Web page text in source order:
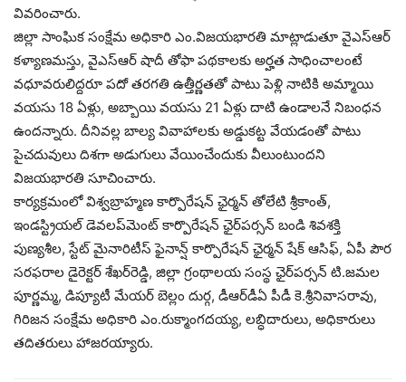
వివ‌రించారు.
జిల్లా సాంఘిక సంక్షేమ అధికారి ఎం.విజ‌య‌భార‌తి మాట్లాడుతూ వైఎస్ఆర్
క‌ళ్యాణ‌మ‌స్తు, వైఎస్ఆర్ షాదీ తోఫా ప‌థ‌కాల‌కు అర్హ‌త సాధించాలంటే
వ‌ధూవ‌రులిద్ద‌రూ ప‌దో త‌ర‌గ‌తి ఉత్తీర్ణ‌త‌తో పాటు పెళ్లి నాటికి అమ్మాయి
వ‌య‌సు 18 ఏళ్లు, అబ్బాయి వ‌య‌సు 21 ఏళ్లు దాటి ఉండాల‌నే నిబంధ‌న
ఉంద‌న్నారు. దీనివ‌ల్ల బాల్య వివాహాల‌కు అడ్డుక‌ట్ట వేయ‌డంతో పాటు
పైచ‌దువులు దిశ‌గా అడుగులు వేయించేందుకు వీలుంటుంద‌ని
విజ‌య‌భార‌తి సూచించారు.
కార్య‌క్ర‌మంలో విశ్వ‌బ్రాహ్మ‌ణ కార్పొరేష‌న్ ఛైర్మ‌న్ తోలేటి శ్రీకాంత్‌,
ఇండ‌స్ట్రియ‌ల్ డెవ‌ల‌ప్‌మెంట్ కార్పొరేష‌న్ ఛైర్‌ప‌ర్స‌న్ బండి శివ‌శ‌క్తి
పుణ్య‌శీల‌, స్టేట్ మైనారిటీస్ ఫైనాన్ష్ కార్పొరేష‌న్ ఛైర్మ‌న్ షేక్ ఆసిఫ్‌, ఏపీ పౌర
స‌ర‌ఫ‌రాల డైరెక్ట‌ర్ శేఖ‌ర్‌రెడ్డి, జిల్లా గ్రంథాల‌య సంస్థ ఛైర్‌ప‌ర్స‌న్ టి.జ‌మ‌ల
పూర్ణ‌మ్మ‌, డిప్యూటీ మేయ‌ర్ బెల్లం దుర్గ‌, డీఆర్‌డీఏ పీడీ కె.శ్రీనివాస‌రావు,
గిరిజ‌న సంక్షేమ అధికారి ఎం.రుక్మాంగ‌ద‌య్య‌, ల‌బ్ధిదారులు, అధికారులు
త‌దిత‌రులు హాజ‌ర‌య్యారు.